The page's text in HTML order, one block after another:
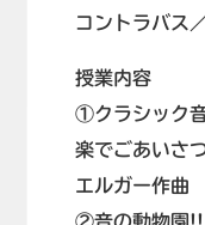
コントラバス
授業内容
①クラシック
楽でごあいさ
エルガー作